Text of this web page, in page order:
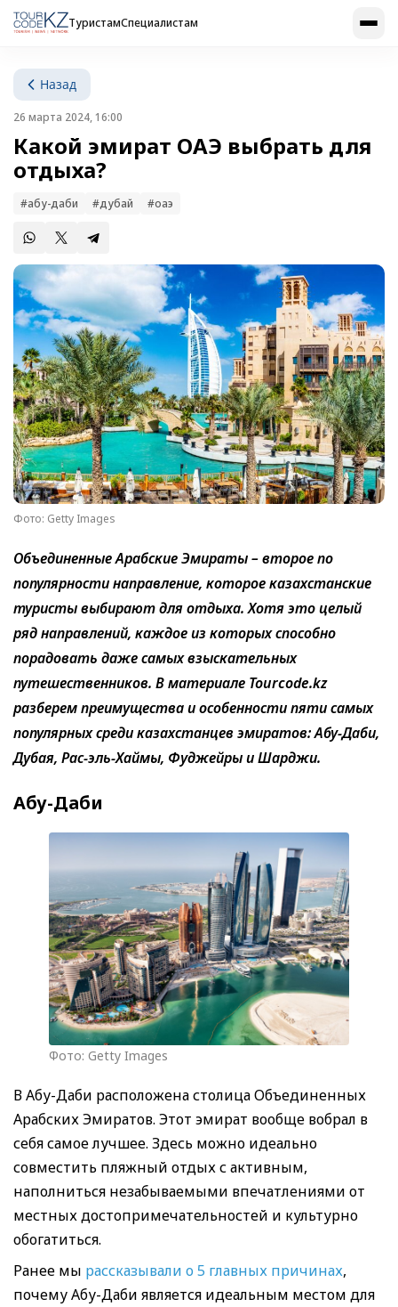
ТуристамСпециалистам
Назад
26 марта 2024, 16:00
Какой эмират ОАЭ выбрать для
отдыха?
#абу-даби #дубай #оаэ
Фото: Getty Images
Объединенные Арабские Эмираты – второе по
популярности направление, которое казахстанские
туристы выбирают для отдыха. Хотя это целый
ряд направлений, каждое из которых способно
порадовать даже самых взыскательных
путешественников. В материале Tourcode.kz
разберем преимущества и особенности пяти самых
популярных среди казахстанцев эмиратов: Абу-Даби,
Дубая, Рас-эль-Хаймы, Фуджейры и Шарджи.
Абу-Даби
Фото: Getty Images
В Абу-Даби расположена столица Объединенных
Арабских Эмиратов. Этот эмират вообще вобрал в
себя самое лучшее. Здесь можно идеально
совместить пляжный отдых с активным,
наполниться незабываемыми впечатлениями от
местных достопримечательностей и культурно
обогатиться.
Ранее мы рассказывали о 5 главных причинах,
почему Абу-Даби является идеальным местом для